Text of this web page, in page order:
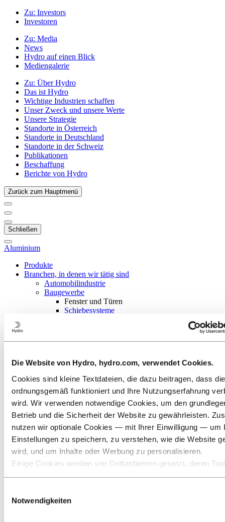
Die Website von Hydro, hydro.com, verwendet Cookies.
Cookies sind kleine Textdateien, die dazu beitragen, dass
ordnungsgemäß funktioniert und Ihre Nutzungserfahrung
wird. Wir verwenden notwendige Cookies, um den
Betrieb und die Sicherheit der Website zu gewährleisten.
nutzen wir optionale Cookies — mit Ihrer Einwilligung — um
Einstellungen zu speichern, zu verstehen, wie die Website
wird, und um Inhalte oder Werbung zu personalisieren.
Einige Cookies werden von Drittanbietern gesetzt, deren
unserer Website sammeln, mit anderen Daten kombinieren,
Notwendigkeiten
Zu: Investors
Investoren
Zu: Media
News
Hydro auf einen Blick
Mediengalerie
Zu: Über Hydro
Das ist Hydro
Wichtige Industrien schaffen
Unser Zweck und unsere Werte
Unsere Strategie
Standorte in Österreich
Standorte in Deutschland
Standorte in der Schweiz
Publikationen
Beschaffung
Berichte von Hydro
Zurück zum Hauptmenü
Schließen
Aluminium
Produkte
Branchen, in denen wir tätig sind
Automobilindustrie
Baugewerbe
Fenster und Türen
Schiebesysteme
HLK
Industriedesign
Infrastruktur
Elektronik
Allgemeiner Maschinenbau
Über Aluminium
Innovationen, Forschung und Entwicklung
ALUMINIUM 2026
Aluminium
Branchen, in denen wir tätig sind
Aluminium für Fenster und